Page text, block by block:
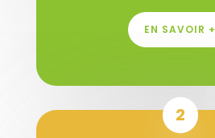
EN SAVOIR +
2